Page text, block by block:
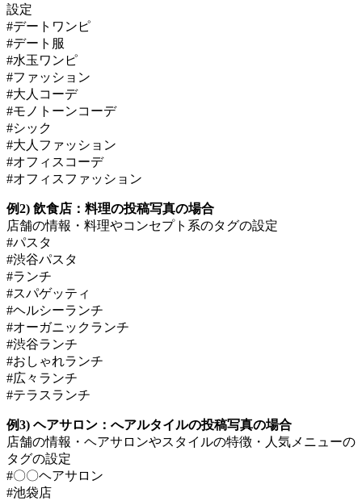
設定
#デートワンピ
#デート服
#水玉ワンピ
#ファッション
#大人コーデ
#モノトーンコーデ
#シック
#大人ファッション
#オフィスコーデ
#オフィスファッション
例2) 飲食店：料理の投稿写真の場合
店舗の情報・料理やコンセプト系のタグの設定
#パスタ
#渋谷パスタ
#ランチ
#スパゲッティ
#ヘルシーランチ
#オーガニックランチ
#渋谷ランチ
#おしゃれランチ
#広々ランチ
#テラスランチ
例3) ヘアサロン：へアルタイルの投稿写真の場合
店舗の情報・ヘアサロンやスタイルの特徴・人気メニューの
タグの設定
#〇〇ヘアサロン
#池袋店